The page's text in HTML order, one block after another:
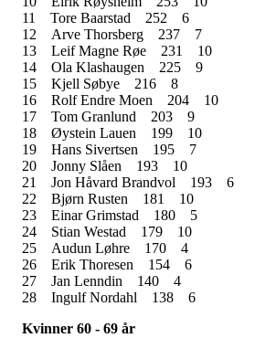
11
Tore Baarstad 252
6
12
Arve Thorsberg 237
7
13
Leif Magne Røe 231
10
14
Ola Klashaugen 225
9
15
Kjell Søbye 216
8
16
Rolf Endre Moen 204
10
17
Tom Granlund 203
9
18
Øystein Lauen 199
10
19
Hans Sivertsen 195
7
20
Jonny Slåen 193
10
21
Jon Håvard Brandvol 193
6
22
Bjørn Rusten 181
10
23
Einar Grimstad 180
5
24
Stian Westad 179
10
25
Audun Løhre 170
4
26
Erik Thoresen 154
6
27
Jan Lenndin 140
4
28
Ingulf Nordahl 138
6
Kvinner 60 - 69 år